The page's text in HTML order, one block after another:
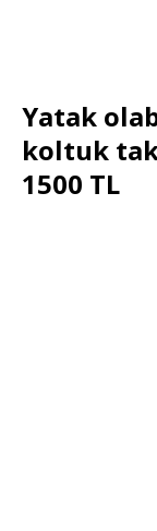
Yatak
koltuk
1500 TL